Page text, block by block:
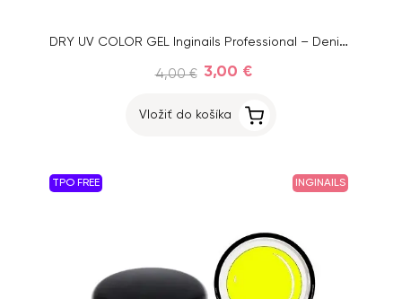
DRY UV COLOR GEL Inginails Professional – Denim 136, 5ml
4,00 € 3,00 €
Vložiť do košíka
TPO FREE INGINAILS